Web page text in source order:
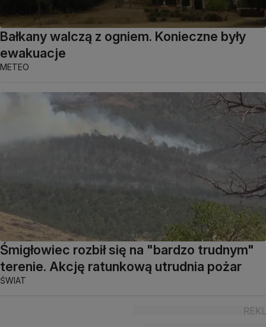
Bałkany walczą z ogniem. Konieczne były
ewakuacje
METEO
Śmigłowiec rozbił się na "bardzo trudnym"
terenie. Akcję ratunkową utrudnia pożar
ŚWIAT